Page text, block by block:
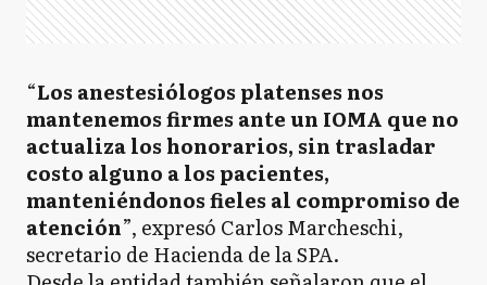
“Los anestesiólogos platenses nos
mantenemos firmes ante un IOMA que no
actualiza los honorarios, sin trasladar
costo alguno a los pacientes,
manteniéndonos fieles al compromiso de
atención”, expresó Carlos Marcheschi,
secretario de Hacienda de la SPA.